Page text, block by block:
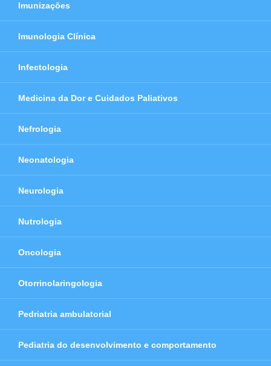
Imunizações
Imunologia Clínica
Infectologia
Medicina da Dor e Cuidados Paliativos
Nefrologia
Neonatologia
Neurologia
Nutrologia
Oncologia
Otorrinolaringologia
Pedriatria ambulatorial
Pediatria do desenvolvimento e comportamento